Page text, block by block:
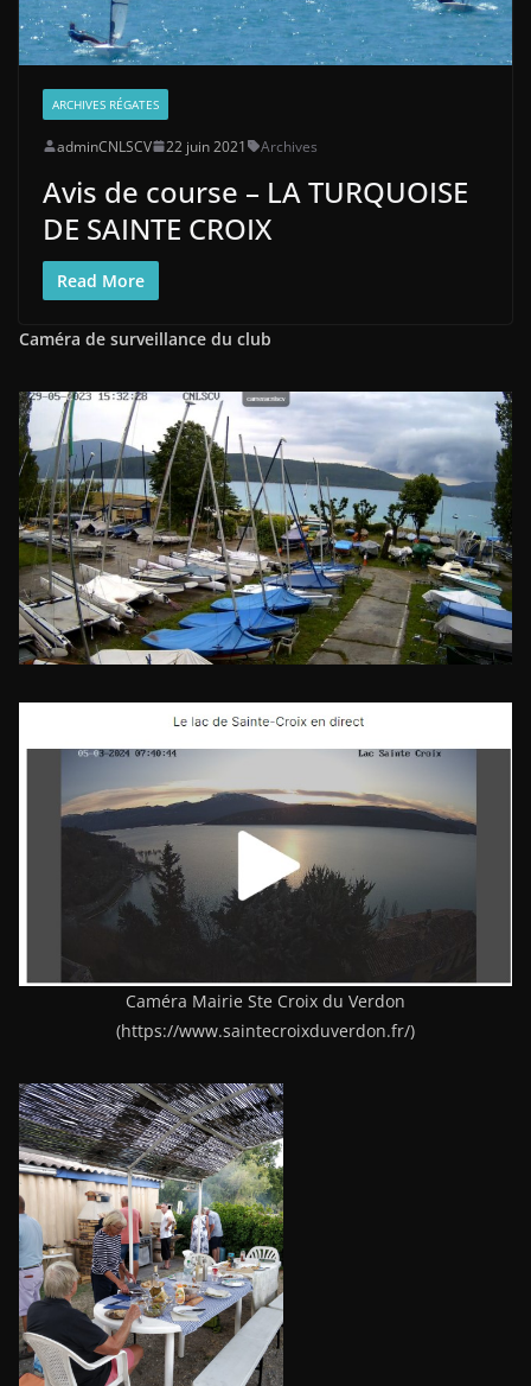
ARCHIVES RÉGATES
adminCNLSCV 22 juin 2021 Archives
Avis de course – LA TURQUOISE
DE SAINTE CROIX
Read More
Caméra de surveillance du club
Caméra Mairie Ste Croix du Verdon
(https://www.saintecroixduverdon.fr/)